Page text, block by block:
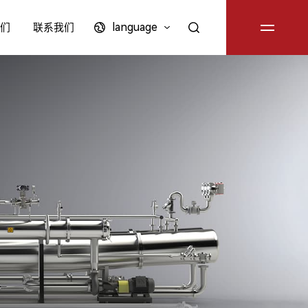
联系我们 language